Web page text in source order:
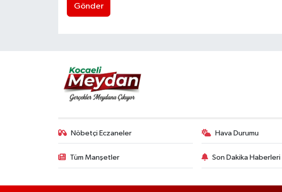
Gönder
Nöbetçi Eczaneler Hava Durumu
Tüm Manşetler Son Dakika Haberleri